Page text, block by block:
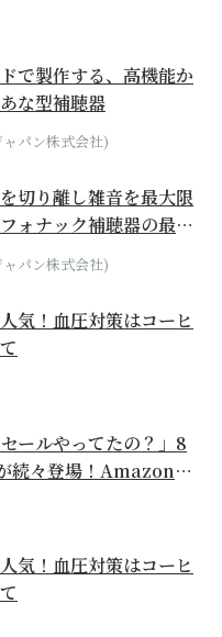
で製作する、高機能か
な型補聴器
パン株式会社)
切り離し雑音を最大限
ォナック補聴器の最上
パン株式会社)
気！血圧対策はコーヒ
セールやってたの？」8
続々登場！Amazonの
気！血圧対策はコーヒ